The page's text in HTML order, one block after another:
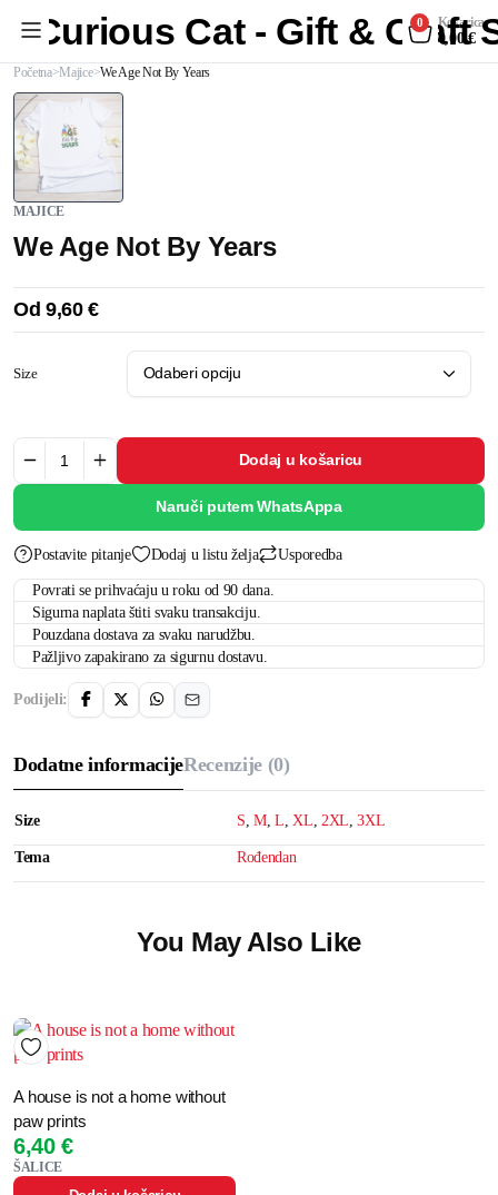
Curious Cat - Gift & Craft
0 Košarica
0,00€
Početna Majice We Age Not By Years
MAJICE
We Age Not By Years
Od 9,60€
Size
Dodaj u košaricu
Naruči putem WhatsAppa
Postavite pitanje Dodaj u listu želja Usporedba
Povrati se prihvaćaju u roku od 90 dana.
Sigurna naplata štiti svaku transakciju.
Pouzdana dostava za svaku narudžbu.
Pažljivo zapakirano za sigurnu dostavu.
Podijeli:
Dodatne informacijeRecenzije (0)
Size S ,M,L XL 2XL ,3XL
Tema Rođendan
You May Also Like
A house is not a home without
paw prints
6,40 €
ŠALICE